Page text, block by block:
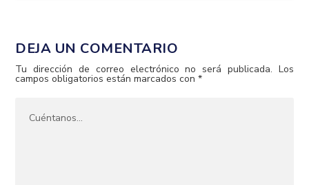
DEJA UN COMENTARIO
Tu dirección de correo electrónico no será publicada. Los
campos obligatorios están marcados con*